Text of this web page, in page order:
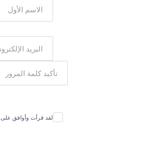
لقد قرأت وأوافق على